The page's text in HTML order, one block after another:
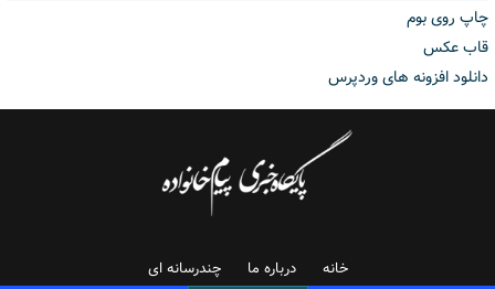
چاپ روی بوم
قاب عکس
دانلود افزونه های وردپرس
خانه درباره ما چندرسانه ای